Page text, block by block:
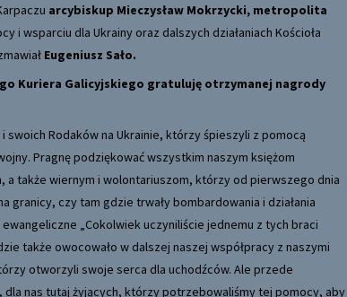
arcybiskup Mieczysław Mokrzycki, metropolita
i wsparciu dla Ukrainy oraz dalszych działaniach Kościoła
Eugeniusz Sało.
Kuriera Galicyjskiego gratuluję otrzymanej nagrody
swoich Rodaków na Ukrainie, którzy śpieszyli z pomocą
Pragnę podziękować wszystkim naszym księżom
także wiernym i wolontariuszom, którzy od pierwszego dnia
granicy, czy tam gdzie trwały bombardowania i działania
„Cokolwiek uczyniliście jednemu z tych braci
także owocowało w dalszej naszej współpracy z naszymi
otworzyli swoje serca dla uchodźców. Ale przede
nas tutaj żyjących, którzy potrzebowaliśmy tej pomocy, aby